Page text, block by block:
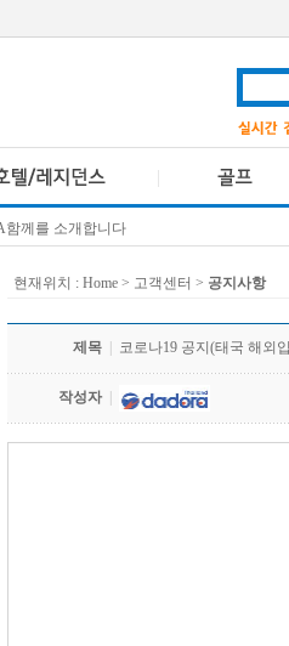
함께를 소개합니다
현재위치 : Home > 고객센터 > 공지사항
제목 코로나19 공지(태국 해외
작성자